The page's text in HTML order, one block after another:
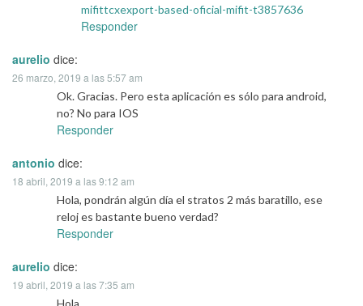
mifittcxexport-based-oficial-mifit-t3857636
Responder
aurelio dice:
26 marzo, 2019 a las 5:57 am
Ok. Gracias. Pero esta aplicación es sólo para android,
no? No para IOS
Responder
antonio dice:
18 abril, 2019 a las 9:12 am
Hola, pondrán algún día el stratos 2 más baratillo, ese
reloj es bastante bueno verdad?
Responder
aurelio dice:
19 abril, 2019 a las 7:35 am
Hola,